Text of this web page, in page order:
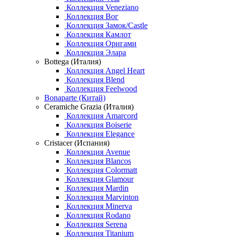
Коллекция Veneziano
Коллекция Вог
Коллекция Замок/Castle
Коллекция Камлот
Коллекция Оригами
Коллекция Элара
Bottega (Италия)
Коллекция Angel Heart
Коллекция Blend
Коллекция Feelwood
Bonaparte (Китай)
Ceramiche Grazia (Италия)
Коллекция Amarcord
Коллекция Boiserie
Коллекция Elegance
Cristacer (Испания)
Коллекция Avenue
Коллекция Blancos
Коллекция Colormatt
Коллекция Glamour
Коллекция Mardin
Коллекция Marvinton
Коллекция Minerva
Коллекция Rodano
Коллекция Serena
Коллекция Titanium